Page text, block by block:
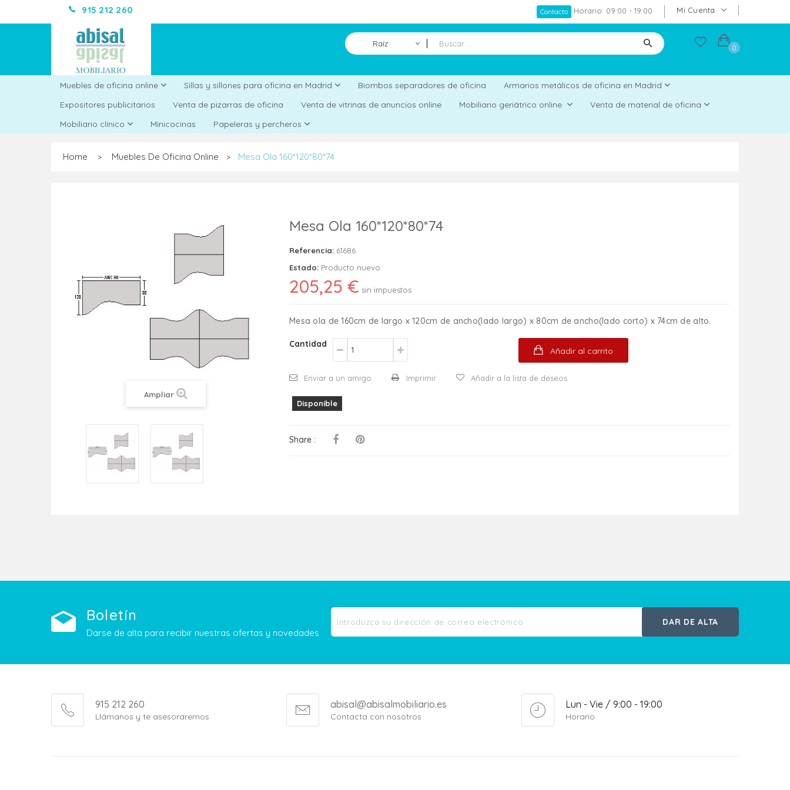
915 212 260 Mi Cuenta
Contacto Horario: 09:00 - 19:00
Raíz 0
Muebles de oficina online Sillas y sillones para oficina en Madrid Biombos separadores de oficina
Armarios metálicos de oficina en Madrid
Expositores publicitarios
Venta de pizarras de oficina Venta de vitrinas de anuncios online Mobiliario geriátrico online
Venta de material de oficina
Mobiliario clínico
Minicocinas Papeleras y percheros
Home > Muebles De Oficina Online > Mesa Ola 160*120*80*74
Ampliar
Mesa Ola 160*120*80*74
Referencia: 61686
Estado: Producto nuevo
205,25 € sin impuestos
Mesa ola de 160cm de largo x 120cm de ancho(lado largo) x 80cm de ancho(lado corto) x 74cm de alto.
Cantidad
Añadir al carrito
Enviar a un amigo Imprimir Añadir a la lista de deseos
Disponible
Share :
Boletín
Darse de alta para recibir nuestras ofertas y novedades
DAR DE ALTA
915 212 260
Llámanos y te asesoraremos
abisal@abisalmobiliario.es
Contacta con nosotros
Lun - Vie / 9:00 - 19:00
Horario